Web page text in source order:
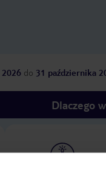
do 31 października
Dlaczego